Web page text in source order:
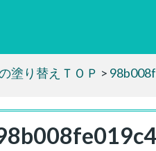
塗り替えＴＯＰ >